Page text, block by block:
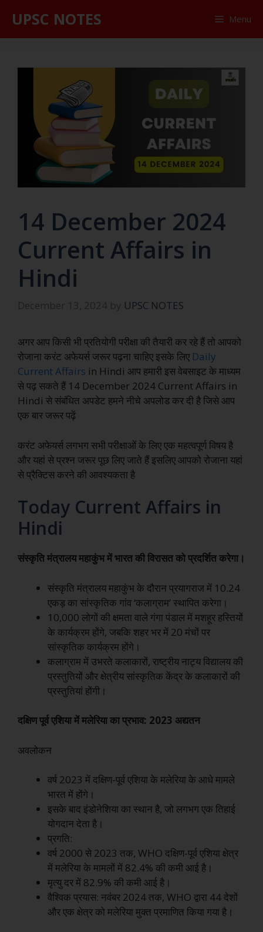
UPSC NOTES Menu
14 December 2024
Current Affairs in
Hindi
December 13, 2024 by UPSC NOTES
अगर आप किसी भी प्रतियोगी परीक्षा की तैयारी कर रहे हैं तो आपको
रोजाना करंट अफेयर्स जरूर पढ़ना चाहिए इसके लिए Daily
Current Affairs in Hindi आप हमारी इस वेबसाइट के माध्यम
से पढ़ सकते हैं 14 December 2024 Current Affairs in
Hindi से संबंधित अपडेट हमने नीचे अपलोड कर दी है जिसे आप
एक बार जरूर पढ़ें
करंट अफेयर्स लगभग सभी परीक्षाओं के लिए एक महत्वपूर्ण विषय है
और यहां से प्रश्न जरूर पूछ लिए जाते हैं इसलिए आपको रोजाना यहां
से प्रैक्टिस करने की आवश्यकता है
Today Current Affairs in
Hindi
संस्कृति मंत्रालय महाकुंभ में भारत की विरासत को प्रदर्शित करेगा।
संस्कृति मंत्रालय महाकुंभ के दौरान प्रयागराज में 10.24
एकड़ का सांस्कृतिक गांव ‘कलाग्राम’ स्थापित करेगा।
10,000 लोगों की क्षमता वाले गंगा पंडाल में मशहूर हस्तियों
के कार्यक्रम होंगे, जबकि शहर भर में 20 मंचों पर
सांस्कृतिक कार्यक्रम होंगे।
कलाग्राम में उभरते कलाकारों, राष्ट्रीय नाट्य विद्यालय की
प्रस्तुतियों और क्षेत्रीय सांस्कृतिक केंद्र के कलाकारों की
प्रस्तुतियां होंगी।
दक्षिण पूर्व एशिया में मलेरिया का प्रभाव: 2023 अद्यतन
अवलोकन
वर्ष 2023 में दक्षिण-पूर्व एशिया के मलेरिया के आधे मामले
भारत में होंगे।
इसके बाद इंडोनेशिया का स्थान है, जो लगभग एक तिहाई
योगदान देता है।
प्रगति:
वर्ष 2000 से 2023 तक, WHO दक्षिण-पूर्व एशिया क्षेत्र
में मलेरिया के मामलों में 82.4% की कमी आई है।
मृत्यु दर में 82.9% की कमी आई है।
वैश्विक प्रयास: नवंबर 2024 तक, WHO द्वारा 44 देशों
और एक क्षेत्र को मलेरिया मुक्त प्रमाणित किया गया है।